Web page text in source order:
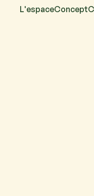
L'espaceConcept